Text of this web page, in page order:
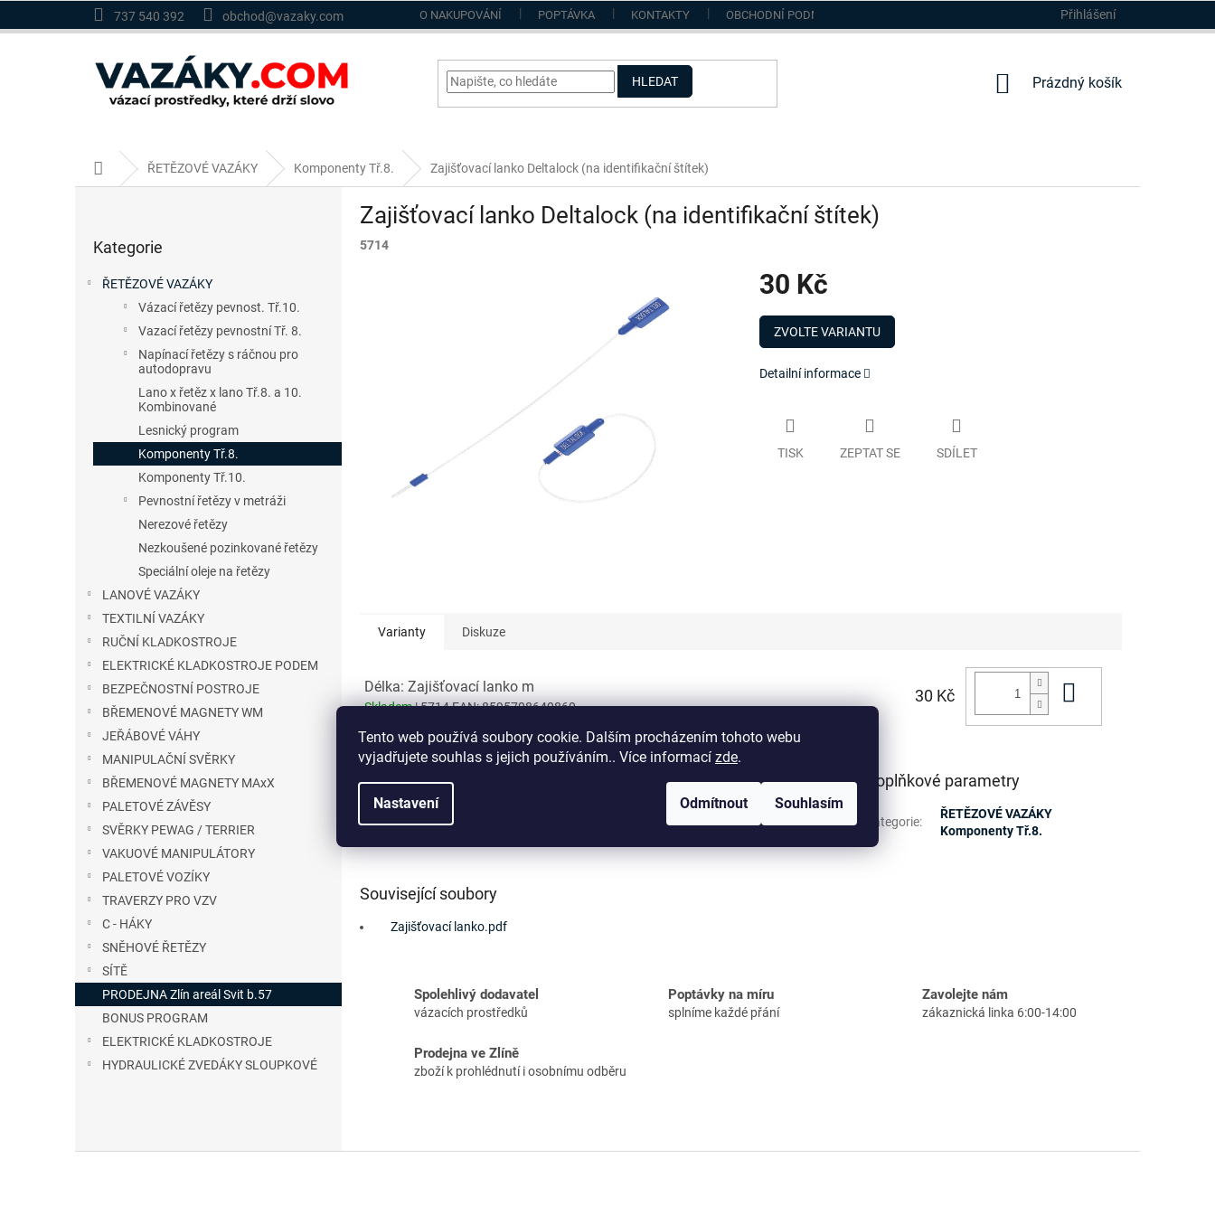
Tento web používá soubory cookie. Dalším procházením tohoto webu
vyjadřujete souhlas s jejich používáním.. Více informací zde.
Nastavení Odmítnout Souhlasím
737 540 392 obchod@vazaky.com O NAKUPOVÁNÍ POPTÁVKA KONTAKTY OBCHODNÍ PODMÍNKY Přihlášení
HLEDAT
NÁKUPNÍ
Prázdný košík
Domů ŘETĚZOVÉ VAZÁKY Komponenty Tř.8. Zajišťovací lanko Deltalock (na identifikační štítek)
kategorie
Kategorie
ŘETĚZOVÉ VAZÁKY
Vázací řetězy pevnost. Tř.10.
Vazací řetězy pevnostní Tř. 8.
Napínací řetězy s ráčnou pro
autodopravu
Lano x řetěz x lano Tř.8. a 10.
Kombinované
Lesnický program
Komponenty Tř.8.
Komponenty Tř.10.
Pevnostní řetězy v metráži
Nerezové řetězy
Nezkoušené pozinkované řetězy
Speciální oleje na řetězy
LANOVÉ VAZÁKY
TEXTILNÍ VAZÁKY
RUČNÍ KLADKOSTROJE
ELEKTRICKÉ KLADKOSTROJE PODEM
BEZPEČNOSTNÍ POSTROJE
BŘEMENOVÉ MAGNETY WM
JEŘÁBOVÉ VÁHY
MANIPULAČNÍ SVĚRKY
BŘEMENOVÉ MAGNETY MAxX
PALETOVÉ ZÁVĚSY
SVĚRKY PEWAG / TERRIER
VAKUOVÉ MANIPULÁTORY
PALETOVÉ VOZÍKY
TRAVERZY PRO VZV
C - HÁKY
SNĚHOVÉ ŘETĚZY
SÍTĚ
PRODEJNA Zlín areál Svit b.57
BONUS PROGRAM
ELEKTRICKÉ KLADKOSTROJE
HYDRAULICKÉ ZVEDÁKY SLOUPKOVÉ
Zajišťovací lanko Deltalock (na identifikační štítek)
5714
30 Kč
Měrná
cena:
ZVOLTE VARIANTU
Detailní informace
TISK ZEPTAT SE SDÍLET
Varianty Diskuze
Délka: Zajišťovací lanko m
Skladem| 5714EAN:8595708640860
30 Kč
Detailní popis produktu Doplňkové parametry
Kategorie:
ŘETĚZOVÉ VAZÁKY
Komponenty Tř.8.
Související soubory
Zajišťovací lanko.pdf
Spolehlivý dodavatel
vázacích prostředků
Poptávky na míru
splníme každé přání
Zavolejte nám
zákaznická linka 6:00-14:00
Prodejna ve Zlíně
zboží k prohlédnutí i osobnímu odběru